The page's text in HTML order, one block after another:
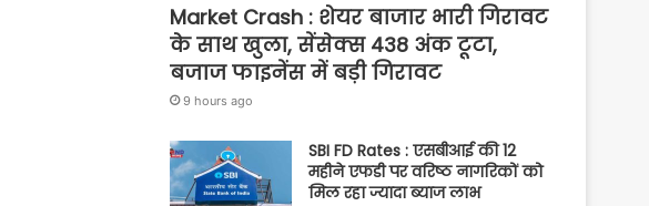
Market Crash : शेयर बाजार भारी गिरावट
के साथ खुला, सेंसेक्स 438 अंक टूटा,
बजाज फाइनेंस में बड़ी गिरावट
9 hours ago
SBI FD Rates : एसबीआई की 12
महीने एफडी पर वरिष्ठ नागरिकों को
मिल रहा ज्यादा ब्याज लाभ